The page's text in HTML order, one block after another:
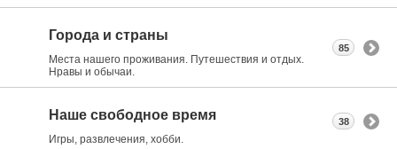
Города и страны
Места нашего проживания. Путешествия и отдых.
Нравы и обычаи.
85
Наше свободное время
Игры, развлечения, хобби.
38